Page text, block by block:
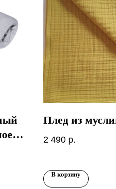
Плед из
2 490 р.
В корзину